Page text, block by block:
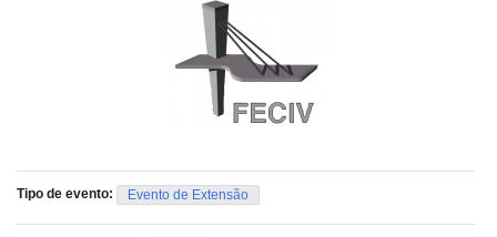
Tipo de evento: Evento de Extensão